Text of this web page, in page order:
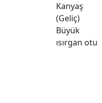
Kanyaş
(Geliç)
Büyük
ısırgan otu